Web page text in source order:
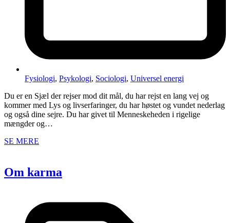
Fysiologi, Psykologi, Sociologi, Universel energi
Du er en Sjæl der rejser mod dit mål, du har rejst en lang vej og
kommer med Lys og livserfaringer, du har høstet og vundet nederlag
og også dine sejre. Du har givet til Menneskeheden i rigelige
mængder og…
SE MERE
Om karma